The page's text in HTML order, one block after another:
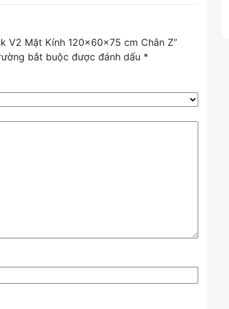
hoàn hảo để nâng cấp góc chơi
mỹ và tiện ích!
V2 Mặt Kính 120×60×75 cm Chân Z”
bắt buộc được đánh dấu *